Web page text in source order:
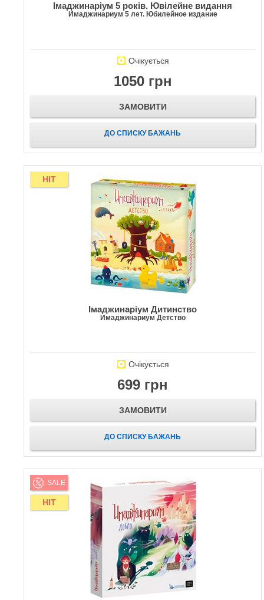
Імаджинаріум 5 років. Ювілейне видання
Имаджинариум 5 лет. Юбилейное издание
Очікується
1050 грн
ЗАМОВИТИ
ДО СПИСКУ БАЖАНЬ
HIT
Імаджинаріум Дитинство
Имаджинариум Детство
Очікується
699 грн
ЗАМОВИТИ
ДО СПИСКУ БАЖАНЬ
SALE
HIT